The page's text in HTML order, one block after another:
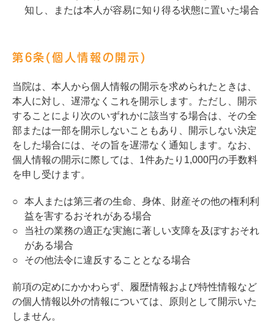
知し、または本人が容易に知り得る状態に置いた場合
第6条(個人情報の開示)
当院は、本人から個人情報の開示を求められたときは、
本人に対し、遅滞なくこれを開示します。ただし、開示
することにより次のいずれかに該当する場合は、その全
部または一部を開示しないこともあり、開示しない決定
をした場合には、その旨を遅滞なく通知します。なお、
個人情報の開示に際しては、1件あたり1,000円の手数料
を申し受けます。
本人または第三者の生命、身体、財産その他の権利利
益を害するおそれがある場合
当社の業務の適正な実施に著しい支障を及ぼすおそれ
がある場合
その他法令に違反することとなる場合
前項の定めにかかわらず、履歴情報および特性情報など
の個人情報以外の情報については、原則として開示いた
しません。